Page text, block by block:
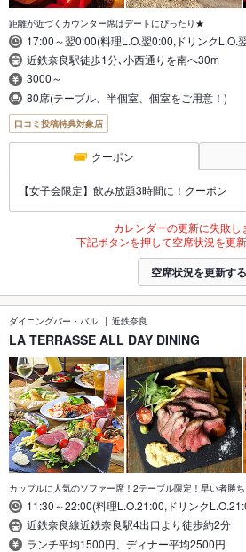
距離が近づくカウンター席はデートにぴったり★
17:00～翌0:00(料理L.O.翌0:00,ドリンクL.O.
近鉄奈良駅徒歩1分､小西通りを南へ30m
3000～
80席(テーブル、半個室、個室をご用意！)
口コミ投稿特典対象店
クーポン
【女子会限定】飲み放題3時間に！クーポン
カレンダーの更新に失敗し
下記ボタンを押して空席状況を更新
空席状況を更新する
ダイニングバー・バル 近鉄奈良
LA TERRASSE ALL DAY DINING
カップルに人気のソファー席！2テーブル限定！早い者勝ち
11:30～22:00(料理L.O.21:00,ドリンク
近鉄奈良線近鉄奈良駅4出口より徒歩約2分
ランチ平均1500円、ディナー平均2500円